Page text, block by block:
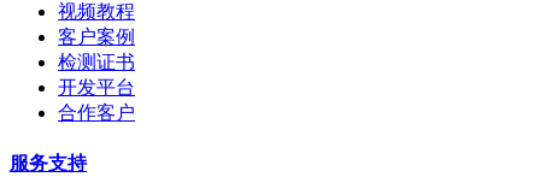
视频教程
客户案例
检测证书
开发平台
合作客户
服务支持